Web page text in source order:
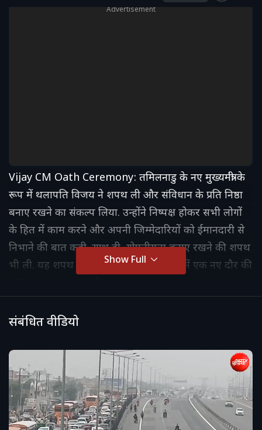
Advertisement
Vijay CM Oath Ceremony: तमिलनाडु के नए मुख्यमंत्री के
रूप में थलापति विजय ने शपथ ली और संविधान के प्रति निष्ठा
बनाए रखने का संकल्प लिया. उन्होंने निष्पक्ष होकर सभी लोगों
के हित में काम करने और अपनी जिम्मेदारियों को ईमानदारी से
निभाने की बात कही. साथ ही, गोपनीयता बनाए रखने की शपथ
भी ली. यह शपथ समारोह राज्य की राजनीति में एक नए दौर की
Show Full
संबंधित वीडियो